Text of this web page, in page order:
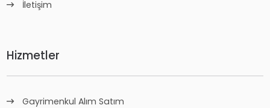
İletişim
Hizmetler
Gayrimenkul Alım Satım